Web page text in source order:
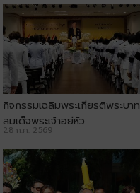
กิจกรรมเฉลิมพระเกียรติพระบาท
สมเด็จพระเจ้าอยู่หัว
28 ก.ค. 2569